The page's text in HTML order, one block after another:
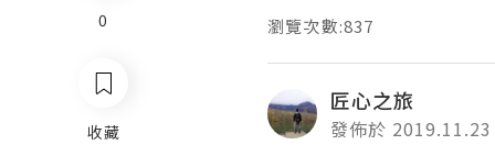
0
收藏
瀏覽次數:837
匠心之旅
發佈於 2019.11.23